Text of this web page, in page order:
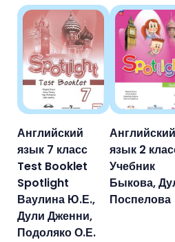
Английский
язык 7 класс
Test Booklet
Spotlight
Ваулина Ю.Е.,
Дули Дженни,
Подоляко О.Е.
Английский
язык 2
Учебник
Быкова,
Поспелова